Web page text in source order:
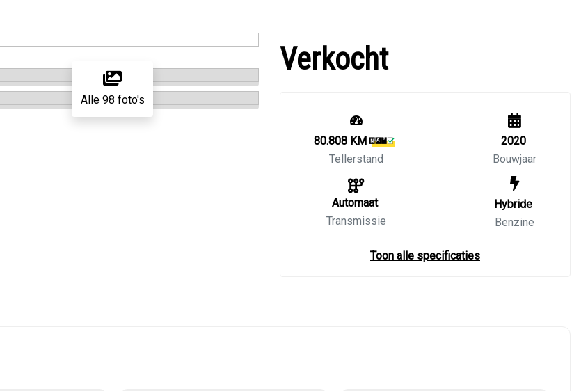
Alle 98 foto's
Verkocht
80.808 KM
Tellerstand
Automaat
Transmissie
2020
Bouwjaar
Hybride
Benzine
Toon alle specificaties